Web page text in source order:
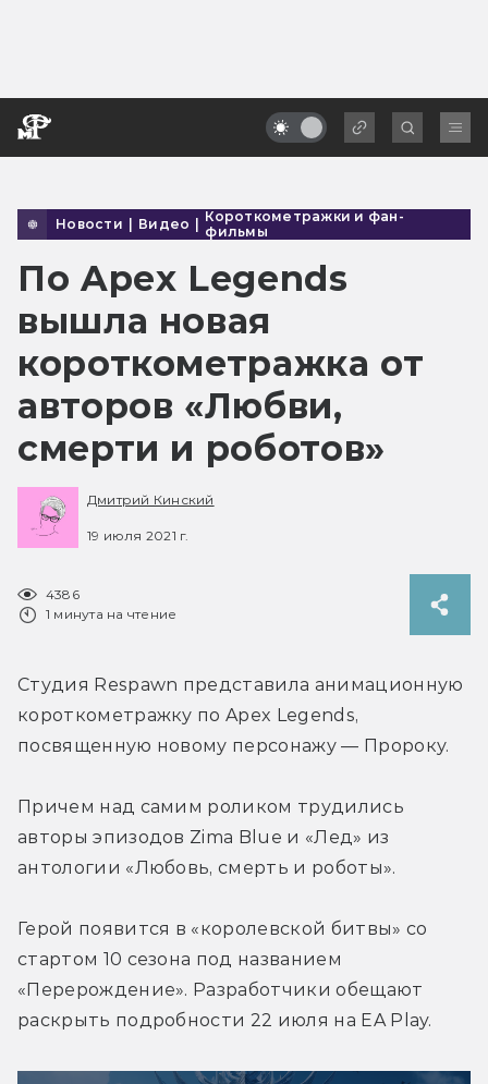
Новости | Видео | Короткометражки и фан-
фильмы
По Apex Legends
вышла новая
короткометражка от
авторов «Любви,
смерти и роботов»
Дмитрий Кинский
19 июля 2021 г.
4386
1 минута на чтение
Студия Respawn представила анимационную
короткометражку по Apex Legends,
посвященную новому персонажу — Пророку.
Причем над самим роликом трудились
авторы эпизодов Zima Blue и «Лед» из
антологии «Любовь, смерть и роботы».
Герой появится в «королевской битвы» со
стартом 10 сезона под названием
«Перерождение». Разработчики обещают
раскрыть подробности 22 июля на EA Play.